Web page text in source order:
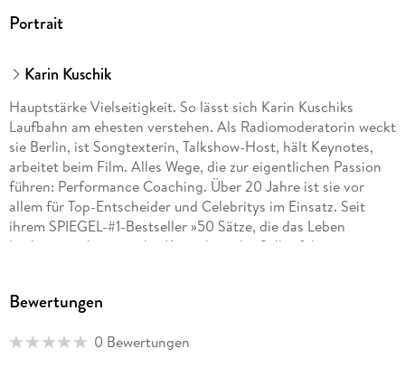
Portrait
Karin Kuschik
Hauptstärke Vielseitigkeit. So lässt sich Karin Kuschiks
Laufbahn am ehesten verstehen. Als Radiomoderatorin weckt
sie Berlin, ist Songtexterin, Talkshow-Host, hält Keynotes,
arbeitet beim Film. Alles Wege, die zur eigentlichen Passion
führen: Performance Coaching. Über 20 Jahre ist sie vor
allem für Top-Entscheider und Celebritys im Einsatz. Seit
ihrem SPIEGEL-#1-Bestseller »50 Sätze, die das Leben
leichter machen« ist das Know-how der Selbstführungs-
Bewertungen
0 Bewertungen